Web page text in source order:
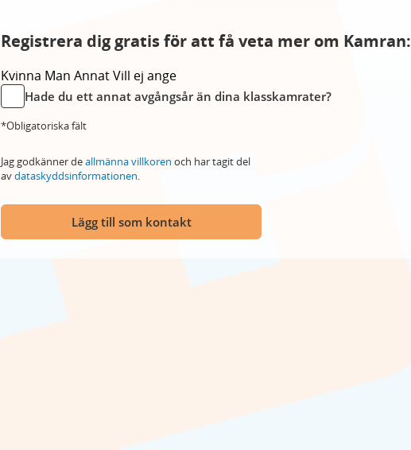
Registrera dig gratis för att få veta mer om Kamran:
Kvinna Man AnnatVill ej ange
Hade du ett annat avgångsår än dina klasskamrater?
*Obligatoriska fält
Jag godkänner deallmänna villkoren och har tagit del
avdataskyddsinformationen.
Lägg till som kontakt